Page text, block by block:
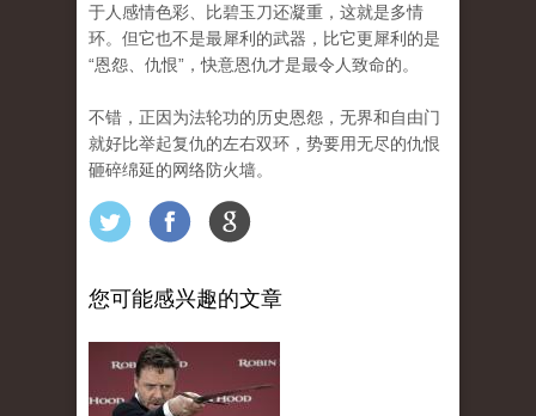
于人感情色彩、比碧玉刀还凝重，这就是多情
环。但它也不是最犀利的武器，比它更犀利的是
“恩怨、仇恨”，快意恩仇才是最令人致命的。
不错，正因为法轮功的历史恩怨，无界和自由门
就好比举起复仇的左右双环，势要用无尽的仇恨
砸碎绵延的网络防火墙。
您可能感兴趣的文章